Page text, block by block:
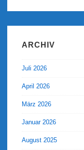
ARCHIV
Juli 2026
April 2026
März 2026
Januar 2026
August 2025